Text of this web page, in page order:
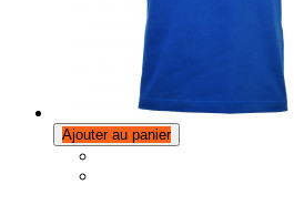
Ajouter au panier